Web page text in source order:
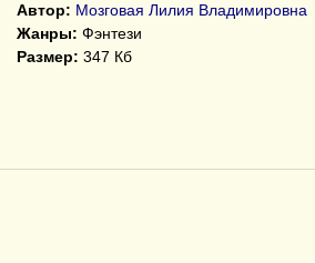
Автор: Мозговая Лилия Владимировна
Жанры: Фэнтези
Размер: 347 Кб